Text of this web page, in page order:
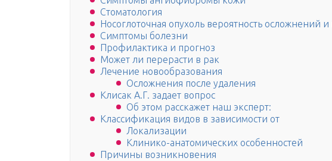
Стоматология
Носоглоточная опухоль вероятность осложнений и
Симптомы болезни
Профилактика и прогноз
Может ли перерасти в рак
Лечение новообразования
Осложнения после удаления
Клисак А.Г. задает вопрос
Об этом расскажет наш эксперт:
Классификация видов в зависимости от
Локализации
Клинико-анатомических особенностей
Причины возникновения